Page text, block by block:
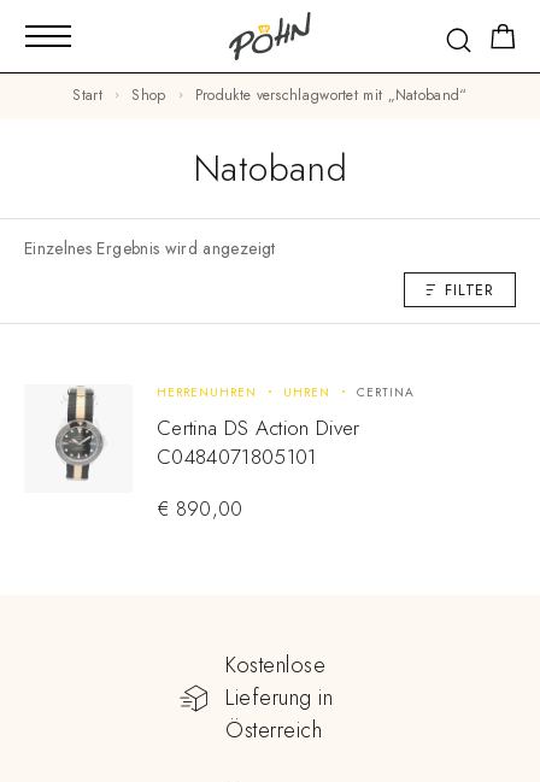
Start Shop Produkte verschlagwortet mit „Natoband“
Natoband
Einzelnes Ergebnis wird angezeigt
FILTER
HERRENUHREN UHREN CERTINA
Certina DS Action Diver
C0484071805101
€ 890,00
Kostenlose
Lieferung in
Österreich